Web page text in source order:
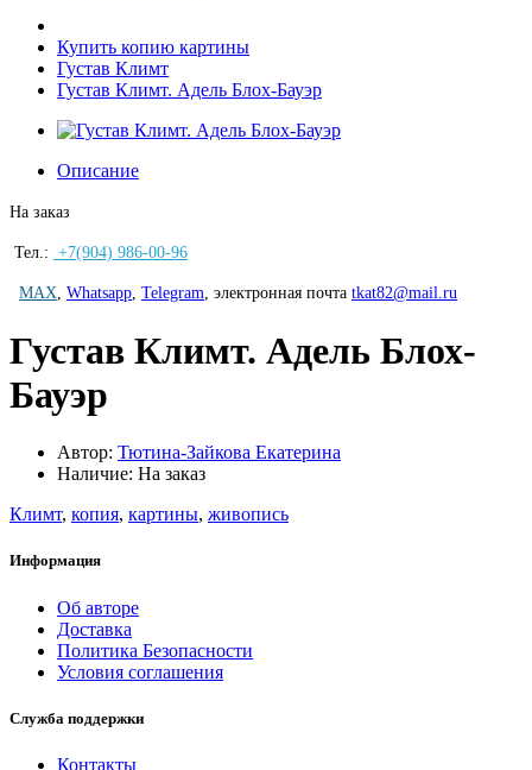
Купить копию картины
Густав Климт
Густав Климт. Адель Блох-Бауэр
Описание
На заказ
Тел.: +7(904) 986-00-96
MAX, Whatsapp, Telegram, электронная почта tkat82@mail.ru
Густав Климт. Адель Блох-
Бауэр
Автор: Тютина-Зайкова Екатерина
Наличие: На заказ
Климт, копия, картины, живопись
Информация
Об авторе
Доставка
Политика Безопасности
Условия соглашения
Служба поддержки
Контакты